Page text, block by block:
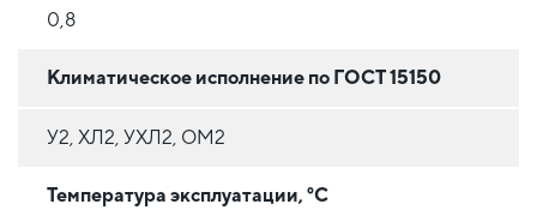
0,8
Климатическое исполнение по ГОСТ 15150
У2, ХЛ2, УХЛ2, ОМ2
Температура эксплуатации, °C